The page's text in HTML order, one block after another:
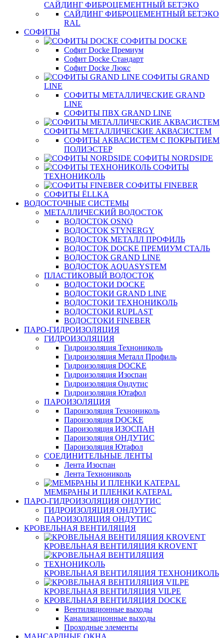
САЙДИНГ ФИБРОЦЕМЕНТНЫЙ БЕТЭКО
САЙДИНГ ФИБРОЦЕМЕНТНЫЙ БЕТЭКО
RAL
СОФИТЫ
СОФИТЫ DOCKE
Софит Docke Премиум
Софит Docke Стандарт
Софит Docke Люкс
СОФИТЫ GRAND
LINE
СОФИТЫ МЕТАЛЛИЧЕСКИЕ GRAND
LINE
СОФИТЫ ПВХ GRAND LINE
СОФИТЫ МЕТАЛЛИЧЕСКИЕ АКВАСИСТЕМ
СОФИТЫ АКВАСИСТЕМ С ПОКРЫТИЕМ
ПОЛИЭСТЕР
СОФИТЫ NORDSIDE
СОФИТЫ
ТЕХНОНИКОЛЬ
СОФИТЫ FINEBER
СОФИТЫ ЁLLKA
ВОДОСТОЧНЫЕ СИСТЕМЫ
МЕТАЛЛИЧЕСКИЙ ВОДОСТОК
ВОДОСТОК OSNO
ВОДОСТОК STYNERGY
ВОДОСТОК МЕТАЛЛ ПРОФИЛЬ
ВОДОСТОК DOCKE ПРЕМИУМ СТАЛЬ
ВОДОСТОК GRAND LINE
ВОДОСТОК AQUASYSTEM
ПЛАСТИКОВЫЙ ВОДОСТОК
ВОДОСТОКИ DOCKE
ВОДОСТОКИ GRAND LINE
ВОДОСТОКИ ТЕХНОНИКОЛЬ
ВОДОСТОКИ RUPLAST
ВОДОСТОКИ FINEBER
ПАРО-ГИДРОИЗОЛЯЦИЯ
ГИДРОИЗОЛЯЦИЯ
Гидроизоляция Технониколь
Гидроизоляция Металл Профиль
Гидроизоляция DOCKE
Гидроизоляция Изоспан
Гидроизоляция Ондутис
Гидроизоляция Ютафол
ПАРОИЗОЛЯЦИЯ
Пароизоляция Технониколь
Пароизоляция DOCKE
Пароизоляция ИЗОСПАН
Пароизоляция ОНДУТИС
Пароизоляция Ютафол
СОЕДИНИТЕЛЬНЫЕ ЛЕНТЫ
Лента Изоспан
Лента Технониколь
МЕМБРАНЫ И ПЛЕНКИ KATEPAL
ПАРО-ГИДРОИЗОЛЯЦИЯ ОНДУТИС
ГИДРОИЗОЛЯЦИЯ ОНДУТИС
ПАРОИЗОЛЯЦИЯ ОНДУТИС
КРОВЕЛЬНАЯ ВЕНТИЛЯЦИЯ
КРОВЕЛЬНАЯ ВЕНТИЛЯЦИЯ KROVENT
КРОВЕЛЬНАЯ ВЕНТИЛЯЦИЯ ТЕХНОНИКОЛЬ
КРОВЕЛЬНАЯ ВЕНТИЛЯЦИЯ VILPE
КРОВЕЛЬНАЯ ВЕНТИЛЯЦИЯ DOCKE
Вентиляционные выходы
Канализационные выходы
Проходные элементы
МАНСАРДНЫЕ ОКНА